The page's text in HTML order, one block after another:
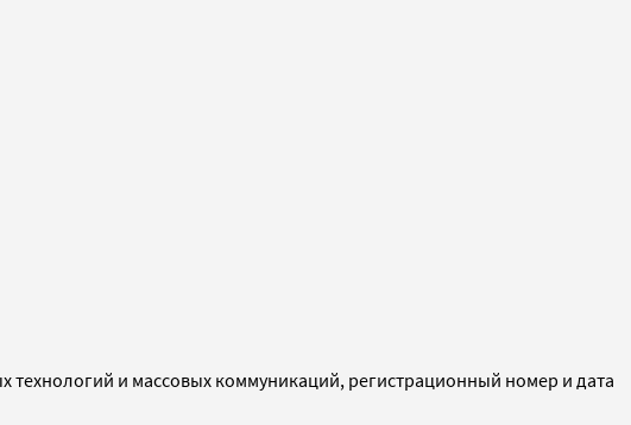
и массовых коммуникаций, регистрационный номер и дата